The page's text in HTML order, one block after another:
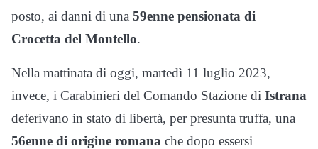
posto, ai danni di una 59enne pensionata di
Crocetta del Montello.
Nella mattinata di oggi, martedì 11 luglio 2023,
invece, i Carabinieri del Comando Stazione di Istrana
deferivano in stato di libertà, per presunta truffa, una
56enne di origine romana che dopo essersi